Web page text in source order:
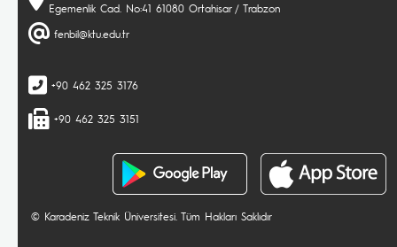
Egemenlik Cad. No:41 61080 Ortahisar / Trabzon
fenbil@ktu.edu.tr
+90 462 325 3176
+90 462 325 3151
© Karadeniz Teknik Üniversitesi. Tüm Hakları Saklıdır